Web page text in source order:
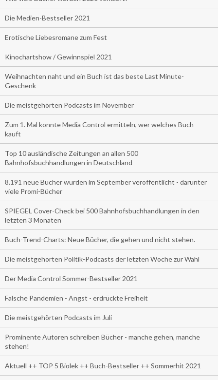
Die Medien-Bestseller 2021
Erotische Liebesromane zum Fest
Kinochartshow / Gewinnspiel 2021
Weihnachten naht und ein Buch ist das beste Last Minute-
Geschenk
Die meistgehörten Podcasts im November
Zum 1. Mal konnte Media Control ermitteln, wer welches Buch
kauft
Top 10 ausländische Zeitungen an allen 500
Bahnhofsbuchhandlungen in Deutschland
8.191 neue Bücher wurden im September veröffentlicht - darunter
viele Promi-Bücher
SPIEGEL Cover-Check bei 500 Bahnhofsbuchhandlungen in den
letzten 3 Monaten
Buch-Trend-Charts: Neue Bücher, die gehen und nicht stehen.
Die meistgehörten Politik-Podcasts der letzten Woche zur Wahl
Der Media Control Sommer-Bestseller 2021
Falsche Pandemien - Angst - erdrückte Freiheit
Die meistgehörten Podcasts im Juli
Prominente Autoren schreiben Bücher - manche gehen, manche
stehen!
Aktuell ++ TOP 5 Biolek ++ Buch-Bestseller ++ Sommerhit 2021